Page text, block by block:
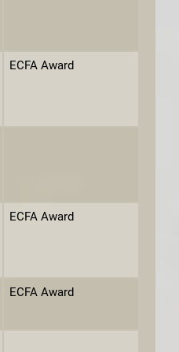
ECFA Award
ECFA Award
ECFA Award